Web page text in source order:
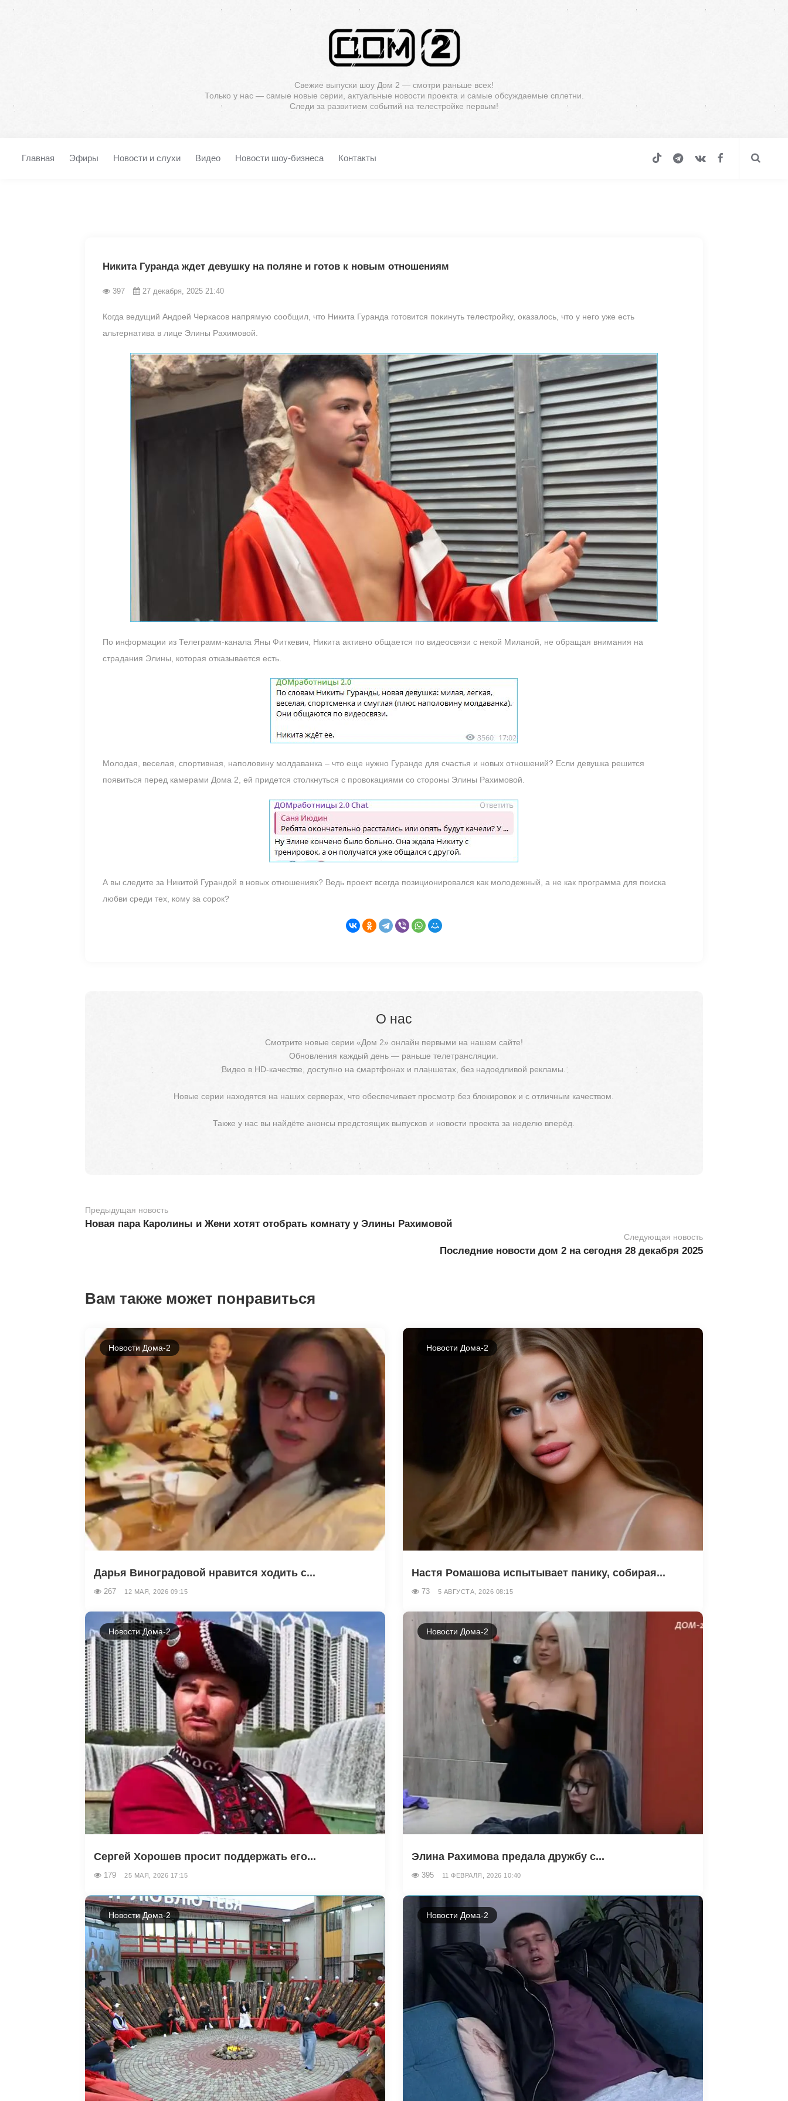
Свежие выпуски шоу Дом 2 — смотри раньше всех!
Только у нас — самые новые серии, актуальные новости проекта и самые обсуждаемые сплетни.
Следи за развитием событий на телестройке первым!
Главная Эфиры Новости и слухи Видео Новости шоу-бизнеса Контакты
Никита Гуранда ждет девушку на поляне и готов к новым отношениям
397 27 декабря, 2025 21:40
Когда ведущий Андрей Черкасов напрямую сообщил, что Никита Гуранда готовится покинуть телестройку, оказалось, что у него уже есть
альтернатива в лице Элины Рахимовой.
По информации из Телеграмм-канала Яны Фиткевич, Никита активно общается по видеосвязи с некой Миланой, не обращая внимания на
страдания Элины, которая отказывается есть.
Молодая, веселая, спортивная, наполовину молдаванка – что еще нужно Гуранде для счастья и новых отношений? Если девушка решится
появиться перед камерами Дома 2, ей придется столкнуться с провокациями со стороны Элины Рахимовой.
А вы следите за Никитой Гурандой в новых отношениях? Ведь проект всегда позиционировался как молодежный, а не как программа для поиска
любви среди тех, кому за сорок?
О нас
Смотрите новые серии «Дом 2» онлайн первыми на нашем сайте!
Обновления каждый день — раньше телетрансляции.
Видео в HD-качестве, доступно на смартфонах и планшетах, без надоедливой рекламы.
Новые серии находятся на наших серверах, что обеспечивает просмотр без блокировок и с отличным качеством.
Также у нас вы найдёте анонсы предстоящих выпусков и новости проекта за неделю вперёд.
Предыдущая новость
Новая пара Каролины и Жени хотят отобрать комнату у Элины Рахимовой
Следующая новость
Последние новости дом 2 на сегодня 28 декабря 2025
Вам также может понравиться
Новости Дома-2
Дарья Виноградовой нравится ходить с...
267 12 МАЯ, 2026 09:15
Новости Дома-2
Настя Ромашова испытывает панику, собирая...
73 5 АВГУСТА, 2026 08:15
Новости Дома-2
Сергей Хорошев просит поддержать его...
179 25 МАЯ, 2026 17:15
Новости Дома-2
Элина Рахимова предала дружбу с...
395 11 ФЕВРАЛЯ, 2026 10:40
Новости Дома-2 Новости Дома-2